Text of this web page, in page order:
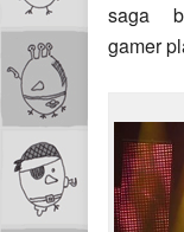
saga
gamer